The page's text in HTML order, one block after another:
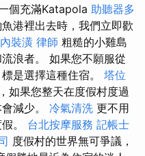
個充滿Katapola 助聽器多
港裡出去時，我們立即歡
裝潢 律師 粗糙的小雞島
浪者。 如果您不願服從
是選擇這種住宿。 塔位
如果您整天在度假村度過
減少。 冷氣清洗 更不用
。 台北按摩服務 記帳士
度假村的世界無可爭議，